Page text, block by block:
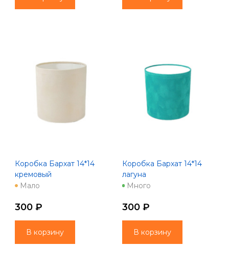
Коробка Бархат 14*14
кремовый
Мало
300 ₽
В корзину
Коробка Бархат 14*14
лагуна
Много
300 ₽
В корзину